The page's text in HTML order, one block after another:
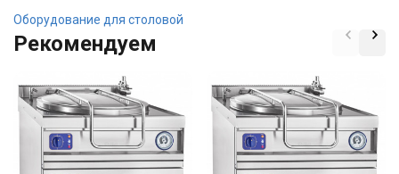
Оборудование для столовой
Рекомендуем